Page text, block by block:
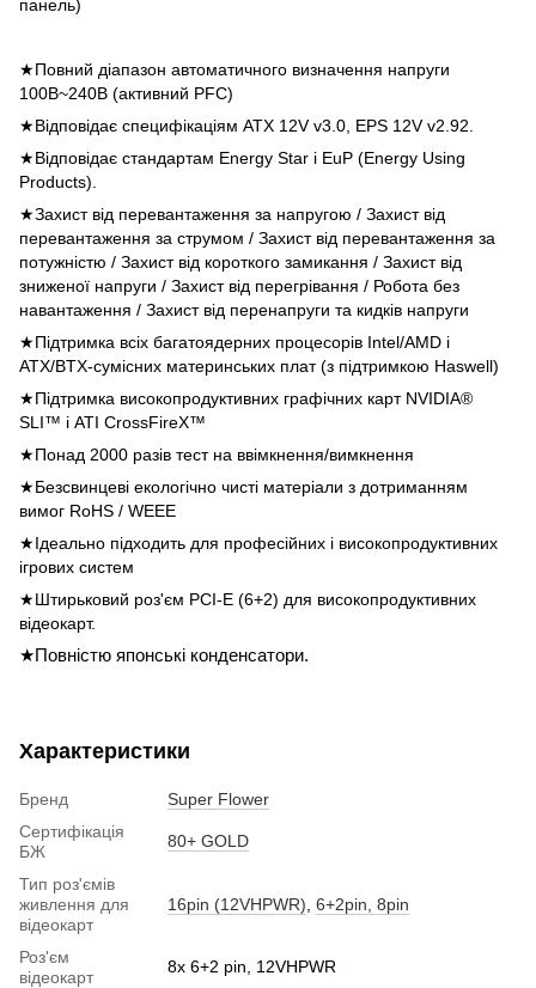
панель)
★Повний діапазон автоматичного визначення напруги
100В~240В (активний PFC)
★Відповідає специфікаціям ATX 12V v3.0, EPS 12V v2.92.
★Відповідає стандартам Energy Star і EuP (Energy Using
Products).
★Захист від перевантаження за напругою / Захист від
перевантаження за струмом / Захист від перевантаження за
потужністю / Захист від короткого замикання / Захист від
зниженої напруги / Захист від перегрівання / Робота без
навантаження / Захист від перенапруги та кидків напруги
★Підтримка всіх багатоядерних процесорів Intel/AMD і
ATX/BTX-сумісних материнських плат(з підтримкою Haswell)
★Підтримка високопродуктивних графічних картNVIDIA®
SLI™ і ATI CrossFireX™
★Понад 2000 разів тест на ввімкнення/вимкнення
★Безсвинцеві екологічно чисті матеріали з дотриманням
вимог RoHS / WEEE
★Ідеально підходить для професійних і високопродуктивних
ігрових систем
★Штирьковий роз'єм PCI-E (6+2) для високопродуктивних
відеокарт.
★Повністю японські конденсатори.
Характеристики
Бренд
Super Flower
Сертифікація
БЖ
80+ GOLD
Тип роз'ємів
живлення для
відеокарт
16pin (12VHPWR) 6+2pin, 8pin
Роз'єм
відеокарт
8x 6+2 pin, 12VHPWR